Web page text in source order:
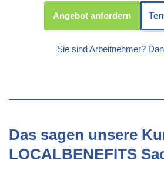
Angebot anfordern
Sie sind Arbeitnehmer?
Das sagen unsere
LOCALBENEFITS